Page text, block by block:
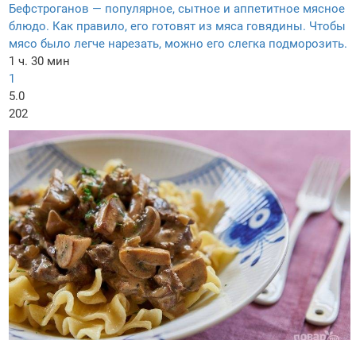
Бефстроганов — популярное, сытное и аппетитное мясное
блюдо. Как правило, его готовят из мяса говядины. Чтобы
мясо было легче нарезать, можно его слегка подморозить.
1 ч. 30 мин
1
5.0
202